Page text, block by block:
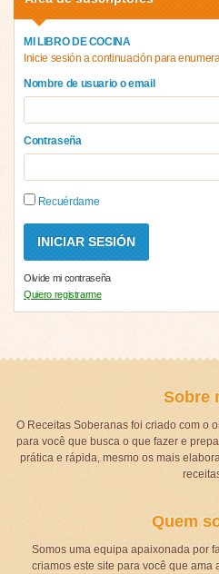
MI LIBRO DE COCINA
Inicie sesión a continuación para
Nombre de usuario o email
Contraseña
Recuérdame
Olvide mi contraseña
Quiero registrarme
Sobre
O Receitas Soberanas foi criado com o
para você que busca o que fazer e
prática e rápida, mesmo os mais
Quem
Somos uma equipa apaixonada por
criamos este site para você que ama